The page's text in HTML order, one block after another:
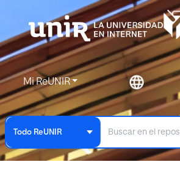
Mi ReUNIR
Todo ReUNIR